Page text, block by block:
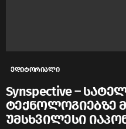
ედიტორიალი
Synspective –
ტექნოლოგიებზე
უმსხვილესი